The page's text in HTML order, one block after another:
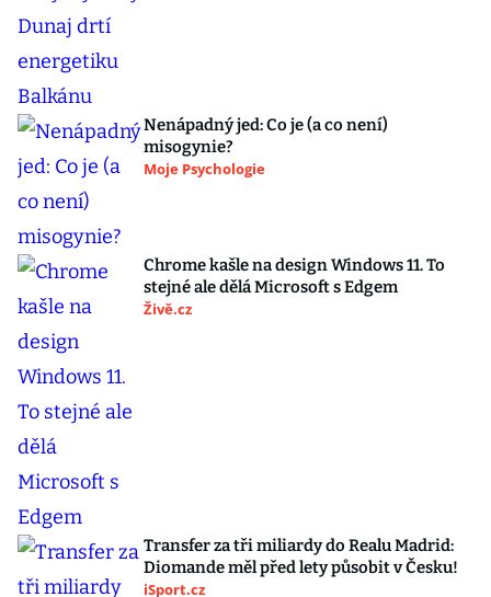
Nenápadný jed: Co je (a co není)
misogynie?
Moje Psychologie
Chrome kašle na design Windows 11. To
stejné ale dělá Microsoft s Edgem
Živě.cz
Transfer za tři miliardy do Realu Madrid:
Diomande měl před lety působit v Česku!
iSport.cz